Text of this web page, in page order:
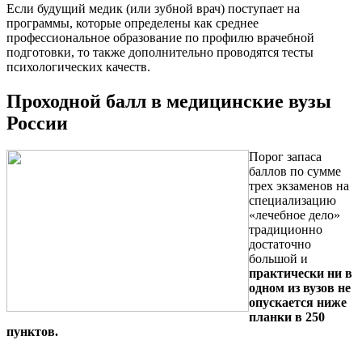
Если будущий медик (или зубной врач) поступает на
программы, которые определены как среднее
профессиональное образование по профилю врачебной
подготовки, то также дополнительно проводятся тесты
психологических качеств.
Проходной балл в медицинские вузы
России
Порог запаса
баллов по сумме
трех экзаменов на
специализацию
«лечебное дело»
традиционно
достаточно
большой и
практически ни в
одном из вузов не
опускается ниже
планки в 250
пунктов.